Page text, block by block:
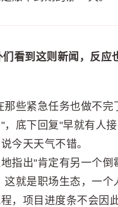
看到这则新闻，反应
那些紧急任务也做不完
底下回复"早就有人接
今天天气不错。
指出"肯定有另一个倒
这就是职场生态，一个
，项目进度条不会因